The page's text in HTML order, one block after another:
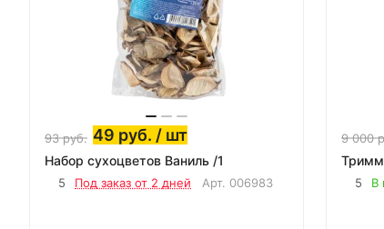
93руб. 49 руб. / шт
Набор сухоцветов Ваниль /1
5 Под заказ от 2 дней Арт. 006983
9 000
5 В